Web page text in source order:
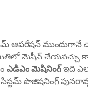
ఆపరేషన్
మెషీన్ చేయవచ్చు
ఎడిఎం మెషినింగ్ఇది
పొజిషనింగ్